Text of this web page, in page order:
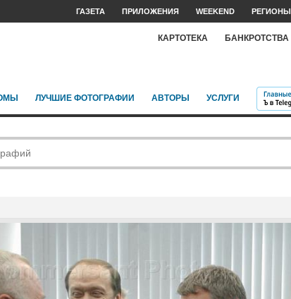
ГАЗЕТА ПРИЛОЖЕНИЯ WEEKEND РЕГИОНЫ
КАРТОТЕКА БАНКРОТСТВА
ЛУЧШИЕ ФОТОГРАФИИ АВТОРЫ УСЛУГИ